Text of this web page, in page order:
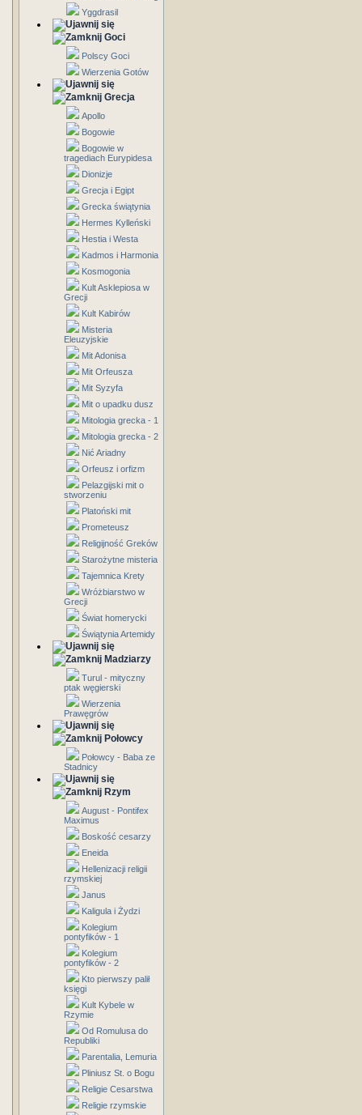
Yggdrasil
Goci
Polscy Goci
Wierzenia Gotów
Grecja
Apollo
Bogowie
Bogowie w
tragediach Eurypidesa
Dionizje
Grecja i Egipt
Grecka świątynia
Hermes Kylleński
Hestia i Westa
Kadmos i Harmonia
Kosmogonia
Kult Asklepiosa w
Grecji
Kult Kabirów
Misteria
Eleuzyjskie
Mit Adonisa
Mit Orfeusza
Mit Syzyfa
Mit o upadku dusz
Mitologia grecka - 1
Mitologia grecka - 2
Nić Ariadny
Orfeusz i orfizm
Pelazgijski mit o
stworzeniu
Platoński mit
Prometeusz
Religijność Greków
Starożytne misteria
Tajemnica Krety
Wróżbiarstwo w
Grecji
Świat homerycki
Świątynia Artemidy
Madziarzy
Turul - mityczny
ptak węgierski
Wierzenia
Prawęgrów
Połowcy
Połowcy - Baba ze
Stadnicy
Rzym
August - Pontifex
Maximus
Boskość cesarzy
Eneida
Hellenizacji religii
rzymskiej
Janus
Kaligula i Żydzi
Kolegium
pontyfików - 1
Kolegium
pontyfików - 2
Kto pierwszy palił
księgi
Kult Kybele w
Rzymie
Od Romulusa do
Republiki
Parentalia, Lemuria
Pliniusz St. o Bogu
Religie Cesarstwa
Religie rzymskie